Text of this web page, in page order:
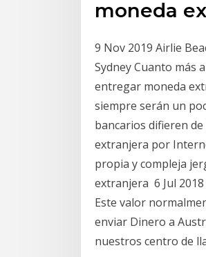
moneda
9 Nov 2019 Airlie
Sydney Cuanto más
entregar moneda
siempre serán un
bancarios difieren
extranjera por
propia y compleja
extranjera 6 Jul
Este valor
enviar Dinero a
nuestros centro de